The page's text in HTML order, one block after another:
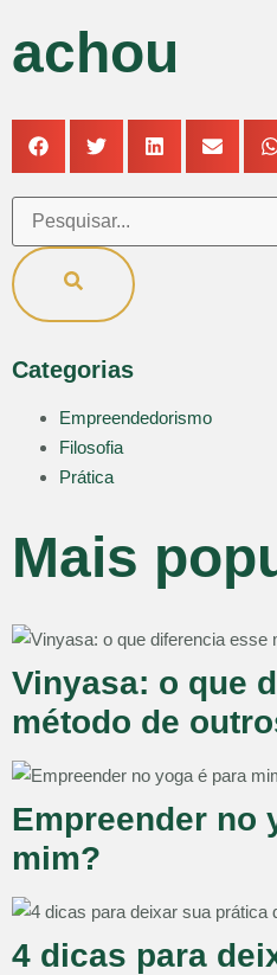
achou
Categorias
Empreendedorismo
Filosofia
Prática
Mais
Vinyasa: o que
método de
Empreender no
mim?
4 dicas para